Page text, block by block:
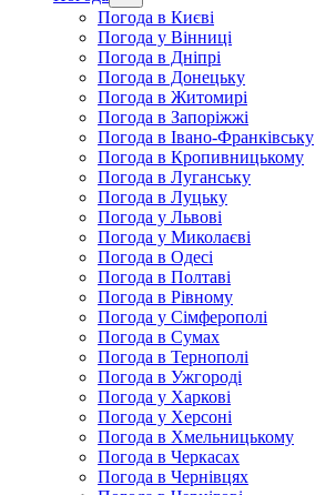
Погода в Києві
Погода у Вінниці
Погода в Дніпрі
Погода в Донецьку
Погода в Житомирі
Погода в Запоріжжі
Погода в Івано-Франківську
Погода в Кропивницькому
Погода в Луганську
Погода в Луцьку
Погода у Львові
Погода у Миколаєві
Погода в Одесі
Погода в Полтаві
Погода в Рівному
Погода у Сімферополі
Погода в Сумах
Погода в Тернополі
Погода в Ужгороді
Погода у Харкові
Погода у Херсоні
Погода в Хмельницькому
Погода в Черкасах
Погода в Чернівцях